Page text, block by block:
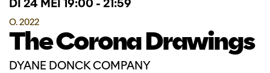
The Corona Drawings
DYANE DONCK COMPANY
O. 2022
DI 24 MEI 19:00 - 21:59